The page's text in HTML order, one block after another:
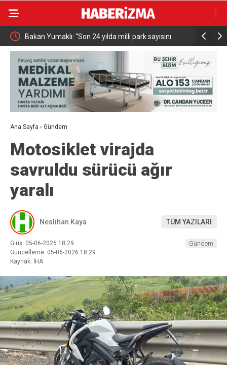
Bakan Yumaklı: “Son 24 yılda milli park sayısını
696’ya çıkardık”
MHP
başlıyor
Ana Sayfa › Gündem
Motosiklet virajda
savruldu sürücü ağır
yaralı
Neslihan Kaya TÜM YAZILARI
Giriş: 05-06-2026 18:29
Güncelleme: 05-06-2026 18:29
Kaynak: İHA
Gündem